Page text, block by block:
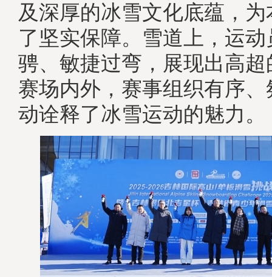
及深厚的冰雪文化底蕴，
了坚实保障。雪道上，运
骋、敏捷过弯，展现出高
赛场内外，赛事组织有序
动诠释了冰雪运动的魅力。